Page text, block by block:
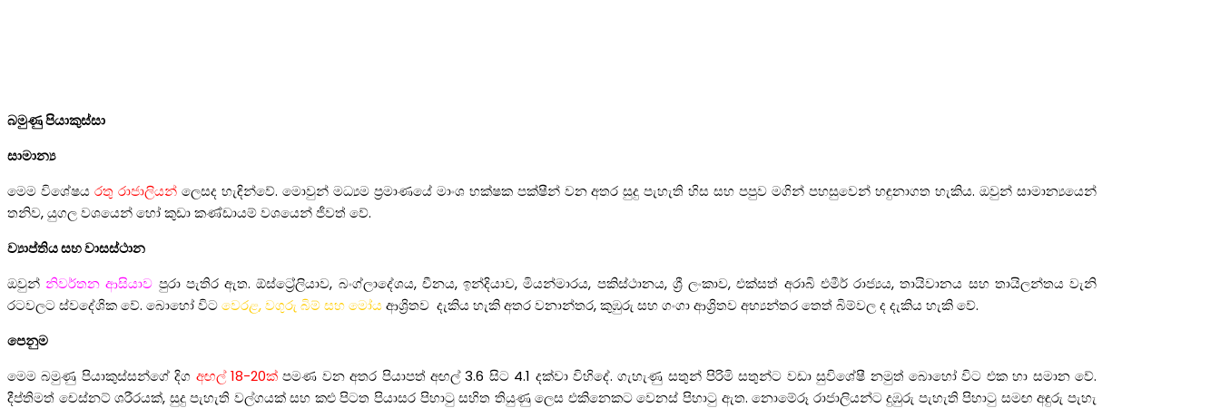
බමුණු පියාකුස්සා
සාමාන්‍ය
මෙම විශේෂය රතු රාජාලියන්ලෙසද හැඳින්වේ. මොවුන් මධ්‍යම ප්‍රමාණයේ මාංශ භක්ෂක පක්ෂීන් වන අතර සුදු පැහැති හිස සහ පපුව මගින් පහසුවෙන් හඳුනාගත හැකිය. ඔවුන් සාමාන්‍යයෙන්
තනිව, යුගල වශයෙන් හෝ කුඩා කණ්ඩායම් වශයෙන් ජීවත් වේ.
ව්‍යාප්තිය සහ වාසස්ථාන
ඔවුන්නිවර්තන ආසියාව පුරා පැතිර ඇත. ඕස්ට්‍රේලියාව, බංග්ලාදේශය, චීනය, ඉන්දියාව, මියන්මාරය, පකිස්ථානය, ශ්‍රී ලංකාව, එක්සත් අරාබි එමීර් රාජ්‍යය, තායිවානය සහ තායිලන්තය වැනි
රටවලට ස්වදේශික වේ. බොහෝ විටවෙරළ, වගුරු බිම් සහ මෝයආශ්‍රිතව දැකිය හැකි අතර වනාන්තර, කුඹුරු සහ ගංගා ආශ්‍රිතව අභ්‍යන්තර තෙත් බිම්වල ද දැකිය හැකි වේ.
පෙනුම
මෙම බමුණු පියාකුස්සන්ගේ දිග අඟල් 18-20ක්පමණ වන අතර පියාපත් අඟල් 3.6 සිට 4.1 දක්වා විහිදේ. ගැහැණු සතුන් පිරිමි සතුන්ට වඩා සුවිශේෂී නමුත් බොහෝ විට එක හා සමාන වේ.
දීප්තිමත් චෙස්නට් ශරීරයක්, සුදු පැහැති වල්ගයක් සහ කළු පිටත පියාසර පිහාටු සහිත තියුණු ලෙස එකිනෙකට වෙනස් පිහාටු ඇත. නොමේරූ රාජාලියන්ට දුඹුරු පැහැති පිහාටු සමඟ අඳුරු පැහැ